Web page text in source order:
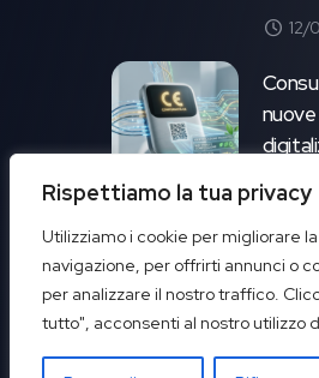
Rispettiamo la tua privacy
Utilizziamo i cookie per migliorare
navigazione, per offrirti annunci o
per analizzare il nostro traffico.
tutto", acconsenti al nostro utilizzo
12/
Leggi
COKKI - Copyright 2025. Tutti i diritti